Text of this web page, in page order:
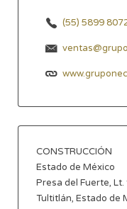
(55) 5899
CONSTRUCCIÓN
Estado de México
Presa del Fuerte, Lt.
Tultitlán, Estado de